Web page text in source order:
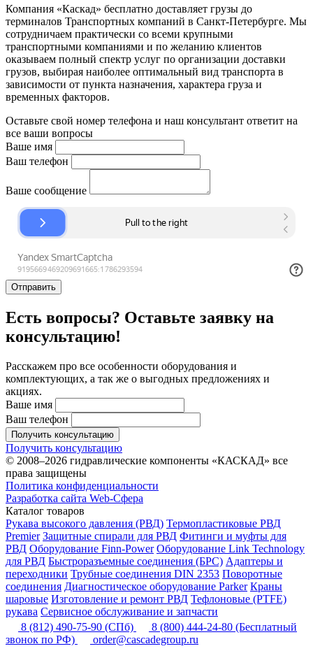
Компания «Каскад» бесплатно доставляет грузы до
терминалов Транспортных компаний в Санкт-Петербурге. Мы
сотрудничаем практически со всеми крупными
транспортными компаниями и по желанию клиентов
оказываем полный спектр услуг по организации доставки
грузов, выбирая наиболее оптимальный вид транспорта в
зависимости от пункта назначения, характера груза и
временных факторов.
Оставьте свой номер телефона и наш консультант ответит на
все ваши вопросы
Ваше имя
Ваш телефон
Ваше сообщение
Отправить
Есть вопросы? Оставьте заявку на
консультацию!
Расскажем про все особенности оборудования и
комплектующих, а так же о выгодных предложениях и
акциях.
Ваше имя
Ваш телефон
Получить консультацию
Получить консультацию
© 2008–2026 гидравлические компоненты «КАСКАД» все
права защищены
Политика конфиденциальности
Разработка сайта Web-Сфера
Каталог товаров
Рукава высокого давления (РВД) Термопластиковые РВД
Premier Защитные спирали для РВД Фитинги и муфты для
РВД Оборудование Finn-Power Оборудование Link Technology
для РВД Быстроразъемные соединения (БРС) Адаптеры и
переходники Трубные соединения DIN 2353 Поворотные
соединения Диагностическое оборудование Parker Краны
шаровые Изготовление и ремонт РВД Тефлоновые (PTFE)
рукава Сервисное обслуживание и запчасти
8 (812) 490-75-90 (СПб) 8 (800) 444-24-80 (Бесплатный
звонок по РФ)
order@cascadegroup.ru